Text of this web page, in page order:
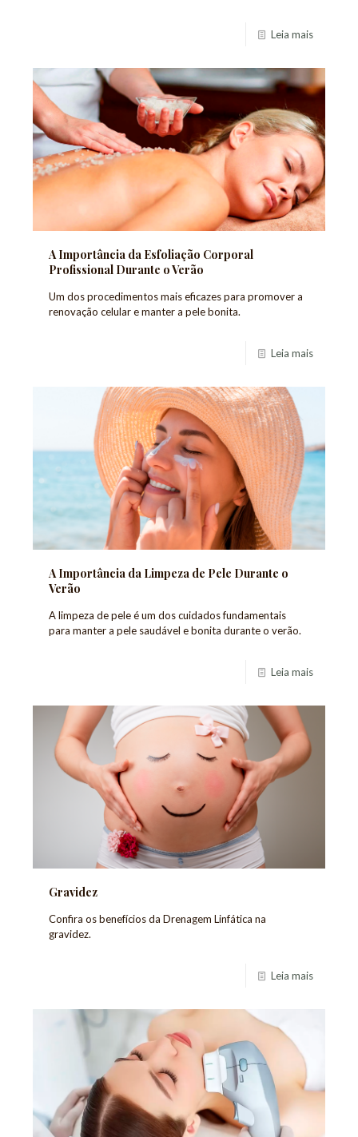
Leia mais
A Importância da Esfoliação Corporal
Profissional Durante o Verão
Um dos procedimentos mais eficazes para promover a
renovação celular e manter a pele bonita.
Leia mais
A Importância da Limpeza de Pele Durante o
Verão
A limpeza de pele é um dos cuidados fundamentais
para manter a pele saudável e bonita durante o verão.
Leia mais
Gravidez
Confira os benefícios da Drenagem Linfática na
gravidez.
Leia mais